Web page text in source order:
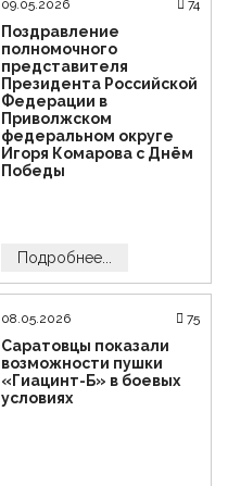
09.05.2026 74
Поздравление
полномочного
представителя
Президента Российской
Федерации в
Приволжском
федеральном округе
Игоря Комарова с Днём
Победы
Подробнее...
08.05.2026 75
Саратовцы показали
возможности пушки
«Гиацинт-Б» в боевых
условиях